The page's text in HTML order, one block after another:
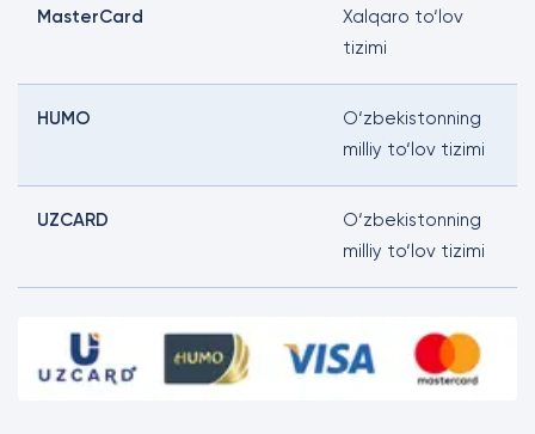
MasterCard
Xalqaro to‘lov
tizimi
HUMO
O‘zbekistonning
milliy to‘lov tizimi
UZCARD
O‘zbekistonning
milliy to‘lov tizimi